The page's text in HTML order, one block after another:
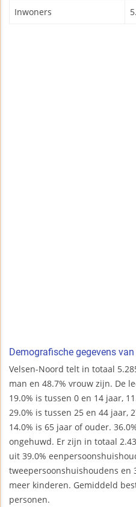
Inwoners
Demografische gegevens van
Velsen-Noord telt in totaal
man en 48.7% vrouw zijn. De
19.0% is tussen 0 en 14 jaar,
29.0% is tussen 25 en 44 jaar,
14.0% is 65 jaar of ouder.
ongehuwd. Er zijn in totaal
uit 39.0%
tweepersoonshuishoudens en
meer kinderen. Gemiddeld
personen.